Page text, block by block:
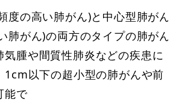
度の高い肺がん)と中心型肺がん
肺がん)の両方のタイプの肺がん
気腫や間質性肺炎などの疾患に
1cm以下の超小型の肺がんや前
能で